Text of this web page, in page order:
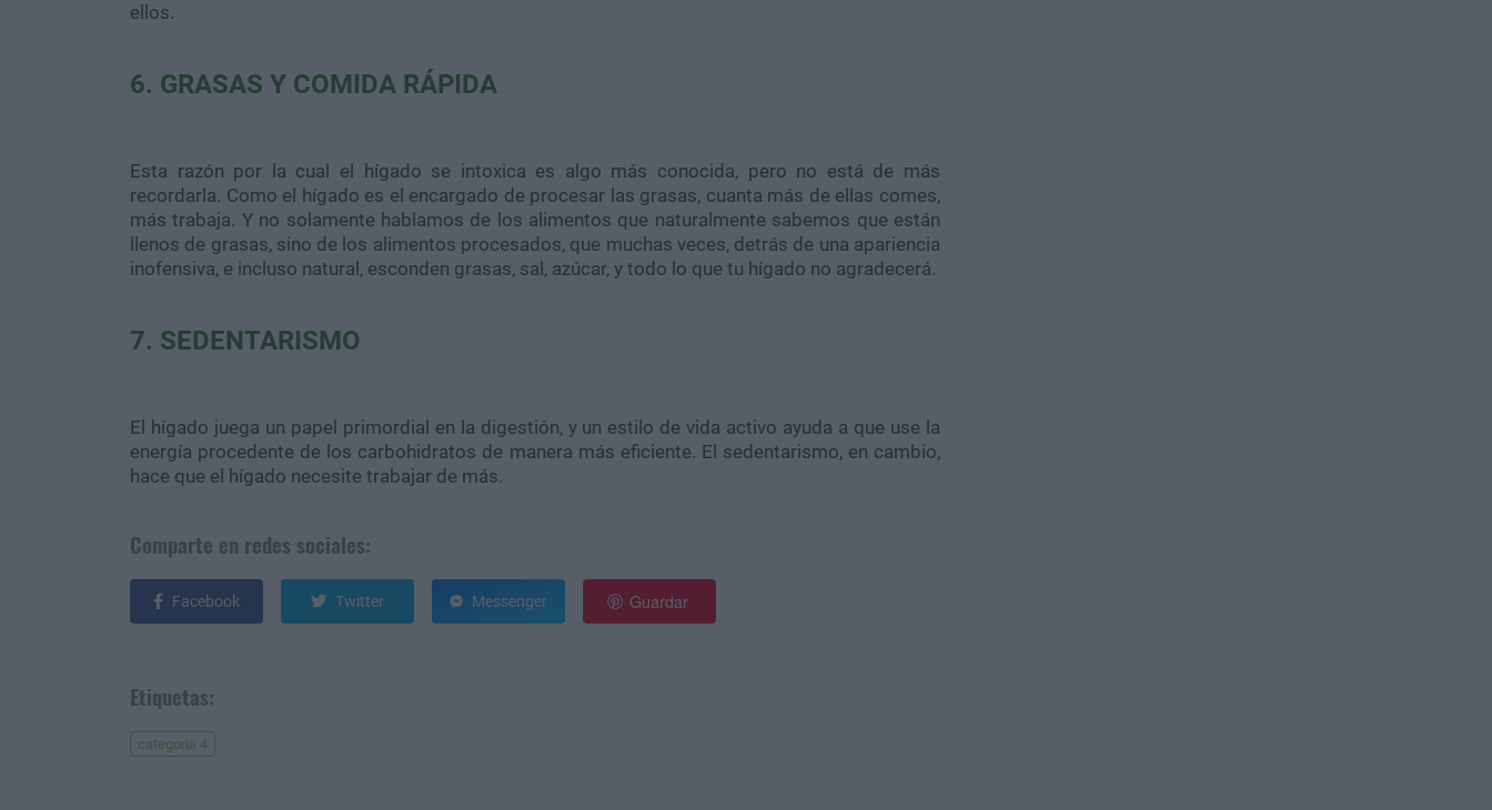
ellos.
6. GRASAS Y COMIDA RÁPIDA
Esta razón por la cual el hígado se intoxica es algo más conocida, pero no está de más
recordarla. Como el hígado es el encargado de procesar las grasas, cuanta más de ellas comes,
más trabaja. Y no solamente hablamos de los alimentos que naturalmente sabemos que están
llenos de grasas, sino de los alimentos procesados, que muchas veces, detrás de una apariencia
inofensiva, e incluso natural, esconden grasas, sal, azúcar, y todo lo que tu hígado no agradecerá.
7. SEDENTARISMO
El hígado juega un papel primordial en la digestión, y un estilo de vida activo ayuda a que use la
energía procedente de los carbohidratos de manera más eficiente. El sedentarismo, en cambio,
hace que el hígado necesite trabajar de más.
Comparte en redes sociales:
Facebook Twitter Messenger Guardar
Etiquetas:
categoria 4